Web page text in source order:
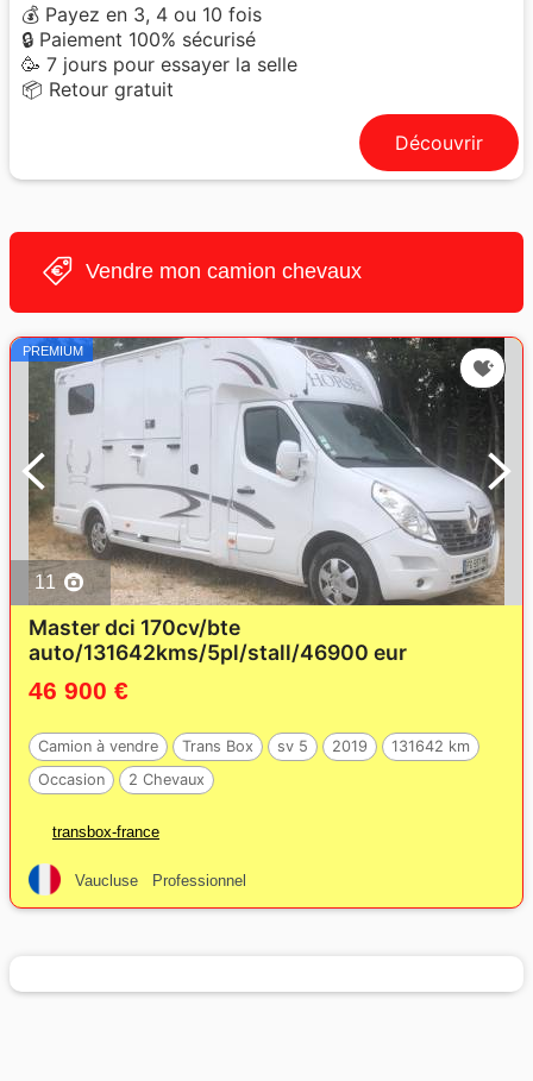
💰 Payez en 3, 4 ou 10 fois
🔒 Paiement 100% sécurisé
🥳 7 jours pour essayer la selle
📦 Retour gratuit
Découvrir
Vendre mon camion chevaux
PREMIUM
11
Master dci 170cv/bte
auto/131642kms/5pl/stall/46900 eur
46 900 €
Camion à vendre Trans Box sv 5 2019
131642 km
Occasion
2 Chevaux
transbox-france
Vaucluse Professionnel